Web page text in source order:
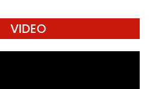
VIDEO